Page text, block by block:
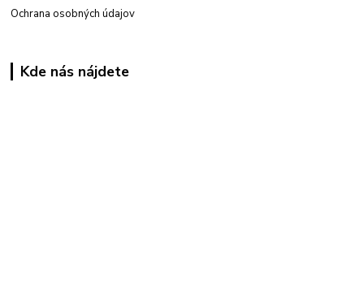
Ochrana osobných údajov
Kde nás nájdete